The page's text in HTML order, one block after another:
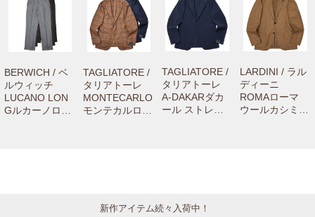
をお買上げの方
専用のお修理メ
ニューです。】
をお買上げの方
専用のお修理メ
ニューです。】
1001004
BERWICH / ベ
ルウィッチ
LUCANO LON
Gルカーノロン
TAGLIATORE /
タリアトーレ
MONTECARLO
モンテカルロ
TAGLIATORE /
タリアトーレ
A-DAKARダカ
ール ストレッ
LARDINI / ラル
ディーニ
ROMAローマ
ウールカシミア
新作アイテム続々入荷中！